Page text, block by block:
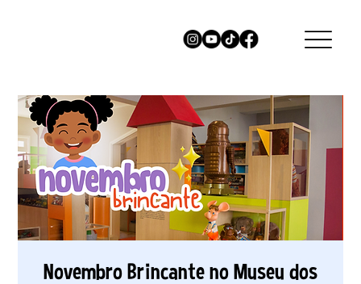
Novembro Brincante no Museu dos